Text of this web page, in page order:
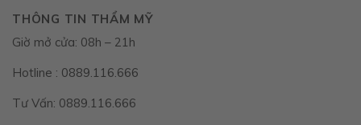
THÔNG TIN THẨM MỸ
Giờ mở cửa: 08h – 21h
Hotline : 0889.116.666
Tư Vấn: 0889.116.666